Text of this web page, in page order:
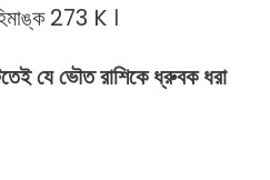
273 K ।
যে ভৌত রাশিকে ধ্রুবক ধরা